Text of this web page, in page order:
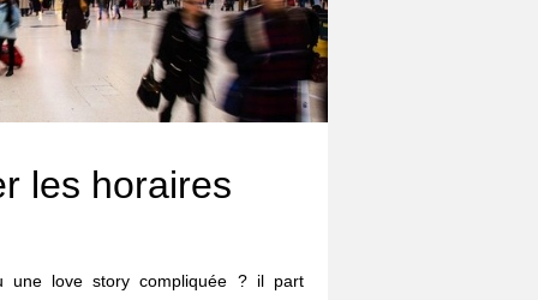
les horaires
une love story compliquée ? il part